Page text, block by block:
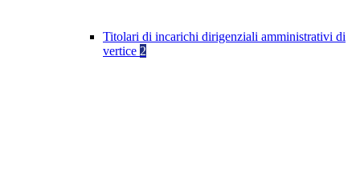
Titolari di incarichi dirigenziali amministrativi di
vertice 2